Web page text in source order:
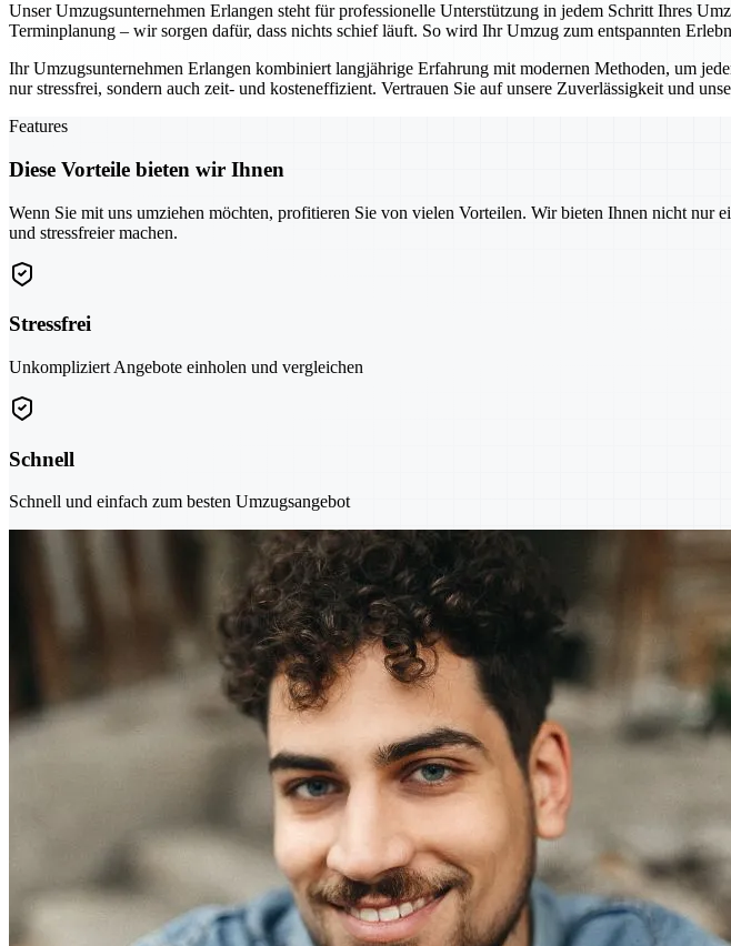
Unser Umzugsunternehmen Erlangen steht für professionelle Unterstützung in jedem Schritt Ihres
Terminplanung – wir sorgen dafür, dass nichts schief läuft. So wird Ihr Umzug zum entspannten
Ihr Umzugsunternehmen Erlangen kombiniert langjährige Erfahrung mit modernen Methoden, um
nur stressfrei, sondern auch zeit- und kosteneffizient. Vertrauen Sie auf unsere Zuverlässigkeit und
Features
Diese Vorteile bieten wir Ihnen
Wenn Sie mit uns umziehen möchten, profitieren Sie von vielen Vorteilen. Wir bieten Ihnen nicht
und stressfreier machen.
Stressfrei
Unkompliziert Angebote einholen und vergleichen
Schnell
Schnell und einfach zum besten Umzugsangebot